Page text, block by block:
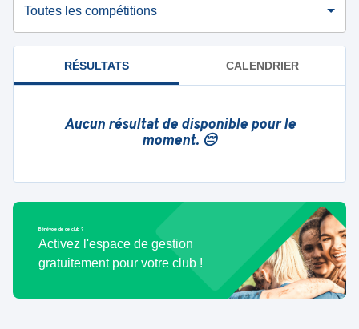
Toutes les compétitions
RÉSULTATS CALENDRIER
Aucun résultat de disponible pour le
moment. 😔
Bénévole de ce club ?
Activez l'espace de gestion
gratuitement pour votre club !